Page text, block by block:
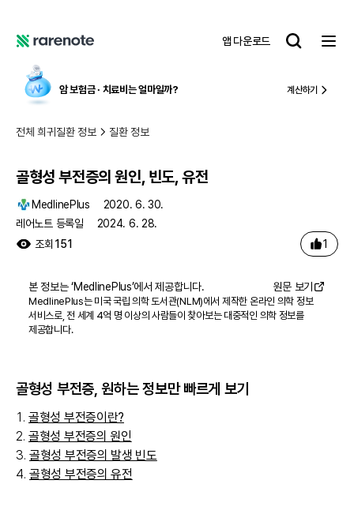
노
앱 다운로드
레
트
암 보험금 ∙ 치료비 는 얼마일까? 계산하기
전체 희귀질환 정보 질환 정보
골형성 부전증의 원인, 빈도, 유전
MedlinePlus
2020. 6. 30.
레어노트 등록일
2024. 6. 28.
조회 151 1
본 정보는 ‘MedlinePlus’에서 제공합니다. 원문 보기
MedlinePlus는 미국 국립 의학 도서관(NLM)에서 제작한 온라인 의학 정보
서비스로, 전 세계 4억 명 이상의 사람들이 찾아보는 대중적인 의학 정보를
제공합니다.
골형성 부전증, 원하는 정보만 빠르게 보기
골형성 부전증이란?
골형성 부전증의 원인
골형성 부전증의 발생 빈도
골형성 부전증의 유전